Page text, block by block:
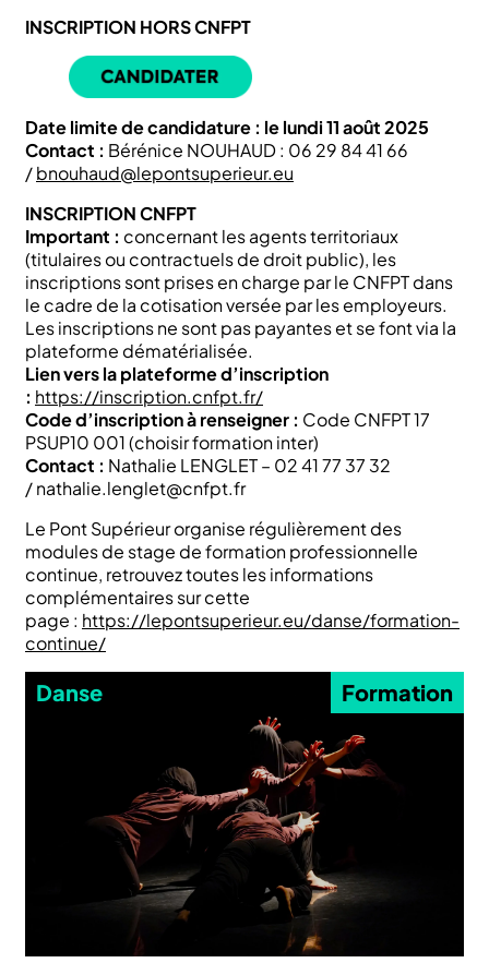
INSCRIPTION HORS CNFPT
Date limite de candidature : le lundi 11 août 2025
Contact : Bérénice NOUHAUD : 06 29 84 41 66
/bnouhaud@lepontsuperieur.eu
INSCRIPTION CNFPT
Important : concernant les agents territoriaux
(titulaires ou contractuels de droit public), les
inscriptions sont prises en charge par le CNFPT dans
le cadre de la cotisation versée par les employeurs.
Les inscriptions ne sont pas payantes et se font via la
plateforme dématérialisée.
Lien vers la plateforme d’inscription
: https://inscription.cnfpt.fr/
Code d’inscription à renseigner : Code CNFPT 17
PSUP10 001 (choisir formation inter)
Contact : Nathalie LENGLET – 02 41 77 37 32
/ nathalie.lenglet@cnfpt.fr
Le Pont Supérieur organise régulièrement des
modules de stage de formation professionnelle
continue, retrouvez toutes les informations
complémentaires sur cette
page : https://lepontsuperieur.eu/danse/formation-
continue/
Danse Formation